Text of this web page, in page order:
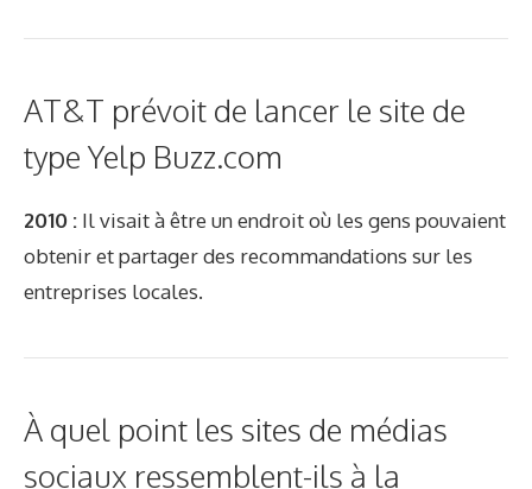
AT&T prévoit de lancer le site de
type Yelp Buzz.com
2010 : Il visait à être un endroit où les gens pouvaient
obtenir et partager des recommandations sur les
entreprises locales.
À quel point les sites de médias
sociaux ressemblent-ils à la